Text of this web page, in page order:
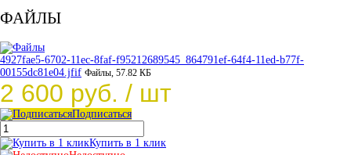
ФАЙЛЫ
4927fae5-6702-11ec-8faf-f95212689545_864791ef-64f4-11ed-b77f-
00155dc81e04.jfif Файлы, 57.82 КБ
2 600 руб. / шт
Подписаться
Купить в 1 клик